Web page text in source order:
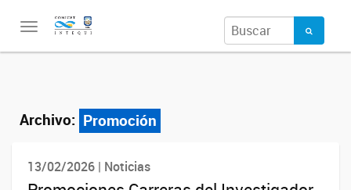
Toggle
Archivo: Promoción
13/02/2026 | Noticias